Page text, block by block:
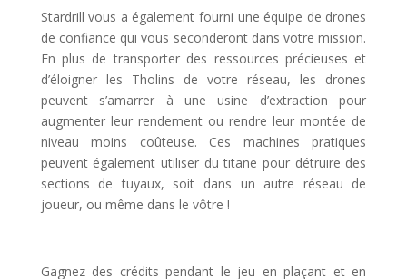
Stardrill vous a également fourni une équipe de drones
de confiance qui vous seconderont dans votre mission.
En plus de transporter des ressources précieuses et
d’éloigner les Tholins de votre réseau, les drones
peuvent s’amarrer à une usine d’extraction pour
augmenter leur rendement ou rendre leur montée de
niveau moins coûteuse. Ces machines pratiques
peuvent également utiliser du titane pour détruire des
sections de tuyaux, soit dans un autre réseau de
joueur, ou même dans le vôtre !
Gagnez des crédits pendant le jeu en plaçant et en